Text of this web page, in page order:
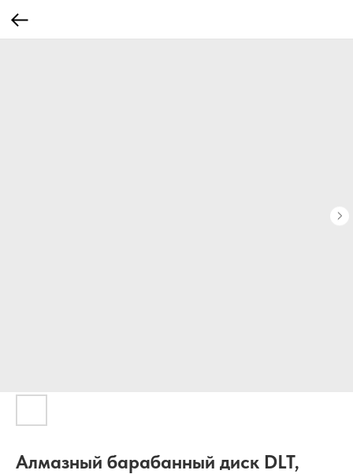
Алмазный барабанный диск DLT,